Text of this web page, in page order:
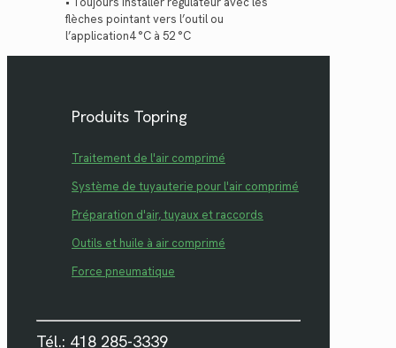
flèches pointant vers l’outil ou
l’application4 °C à 52 °C
Produits Topring
Traitement de l'air comprimé
Système de tuyauterie pour l'air comprimé
Préparation d'air, tuyaux et raccords
Outils et huile à air comprimé
Force pneumatique
Tél.: 418 285-3339